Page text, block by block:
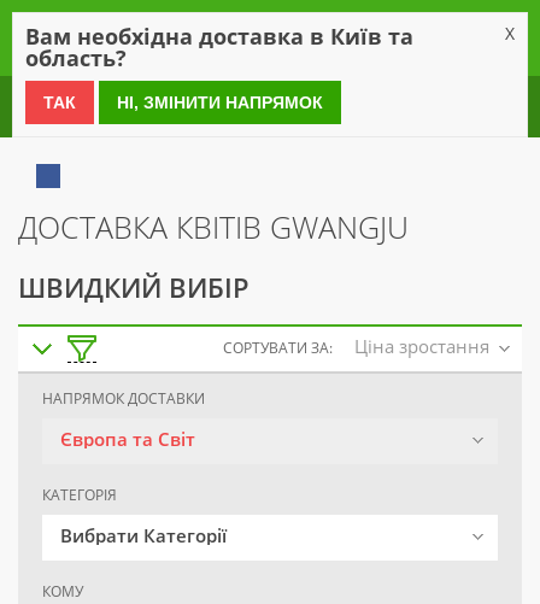
0 800 21 54 55
ДОСТАВКА КВІТІВ GWANGJU
ШВИДКИЙ ВИБІР
СОРТУВАТИ ЗА: Ціна зростання
НАПРЯМОК ДОСТАВКИ
Європа та Світ
КАТЕГОРІЯ
Вибрати Категорії
КОМУ
Вам необхідна доставка в Київ та
область?
X
ТАК НІ, ЗМІНИТИ НАПРЯМОК